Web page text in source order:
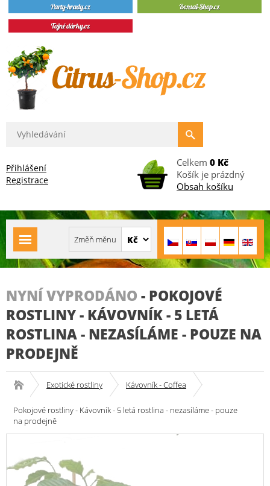
Přihlášení
Registrace
Celkem 0 Kč
Košík je prázdný
Obsah košíku
NYNÍ VYPRODÁNO - POKOJOVÉ
ROSTLINY - KÁVOVNÍK - 5 LETÁ
ROSTLINA - NEZASÍLÁME - POUZE NA
PRODEJNĚ
Exotické rostliny Kávovník - Coffea
Pokojové rostliny - Kávovník - 5 letá rostlina - nezasíláme - pouze
na prodejně